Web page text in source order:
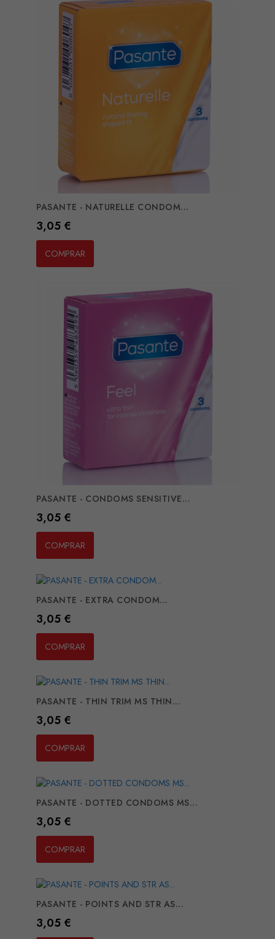
PASANTE - NATURELLE CONDOM...
Preço
3,05 €
COMPRAR
PASANTE - CONDOMS SENSITIVE...
Preço
3,05 €
COMPRAR
PASANTE - EXTRA CONDOM...
Preço
3,05 €
COMPRAR
PASANTE - THIN TRIM MS THIN...
Preço
3,05 €
COMPRAR
PASANTE - DOTTED CONDOMS MS...
Preço
3,05 €
COMPRAR
PASANTE - POINTS AND STR AS...
Preço
3,05 €